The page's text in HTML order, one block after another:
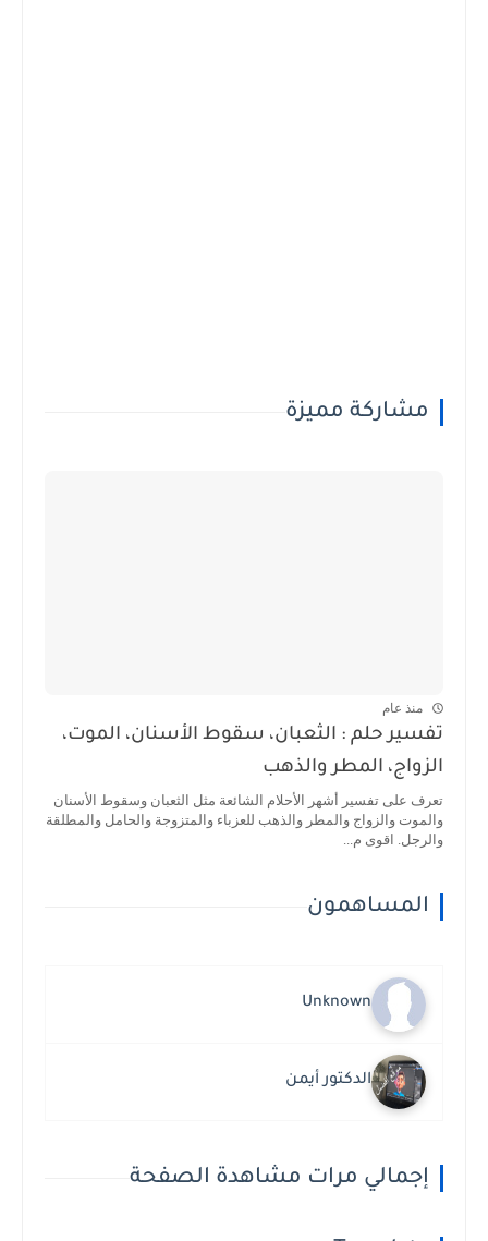
مشاركة مميزة
منذ عام
تفسير حلم : الثعبان، سقوط الأسنان، الموت،
الزواج، المطر والذهب
تعرف على تفسير أشهر الأحلام الشائعة مثل الثعبان وسقوط الأسنان
والموت والزواج والمطر والذهب للعزباء والمتزوجة والحامل والمطلقة
والرجل. اقوى م...
المساهمون
Unknown
الدكتور أيمن
إجمالي مرات مشاهدة الصفحة